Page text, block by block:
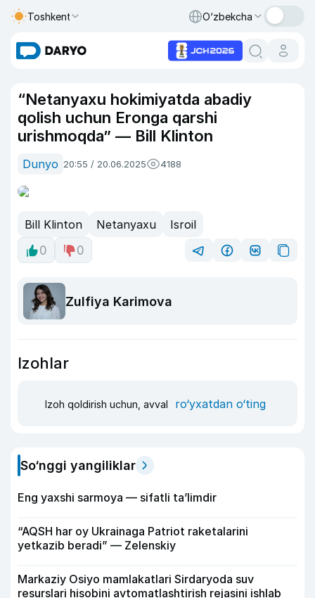
Toshkent O‘zbekcha
“Netanyaxu hokimiyatda abadiy
qolish uchun Eronga qarshi
urishmoqda” — Bill Klinton
Dunyo 20:55 / 20.06.2025 4188
Bill Klinton Netanyaxu
Isroil
0
0
Zulfiya Karimova
Izohlar
Izoh qoldirish uchun, avval ro‘yxatdan o‘ting
So‘nggi yangiliklar
Eng yaxshi sarmoya — sifatli ta’limdir
“AQSH har oy Ukrainaga Patriot raketalarini
yetkazib beradi” — Zelenskiy
Markaziy Osiyo mamlakatlari Sirdaryoda suv
resurslari hisobini avtomatlashtirish rejasini ishlab